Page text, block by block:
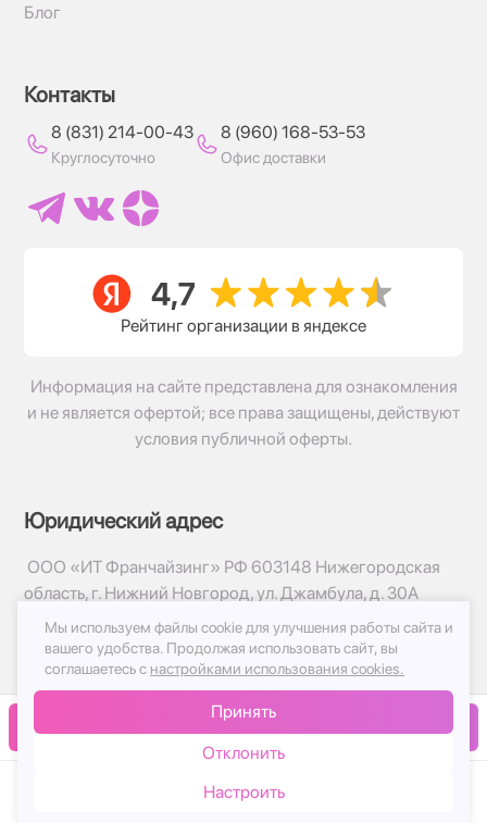
В корзину
Блог
Контакты
8 (831) 214-00-43
Круглосуточно
8 (960) 168-53-53
Офис доставки
Рейтинг организации в яндексе
Информация на сайте представлена для ознакомления
и не является офертой; все права защищены, действуют
условия публичной оферты.
Юридический адрес
ООО «ИТ Франчайзинг» РФ 603148 Нижегородская
область, г. Нижний Новгород, ул. Джамбула, д. 30А
© 2017-2026г, База Цветов 24.ру
Политика конфиденциальности
Публичная оферта
Мы используем файлы cookie для улучшения работы сайта и
вашего удобства. Продолжая использовать сайт, вы
соглашаетесь с настройками использования cookies.
Принять
Отклонить
Настроить